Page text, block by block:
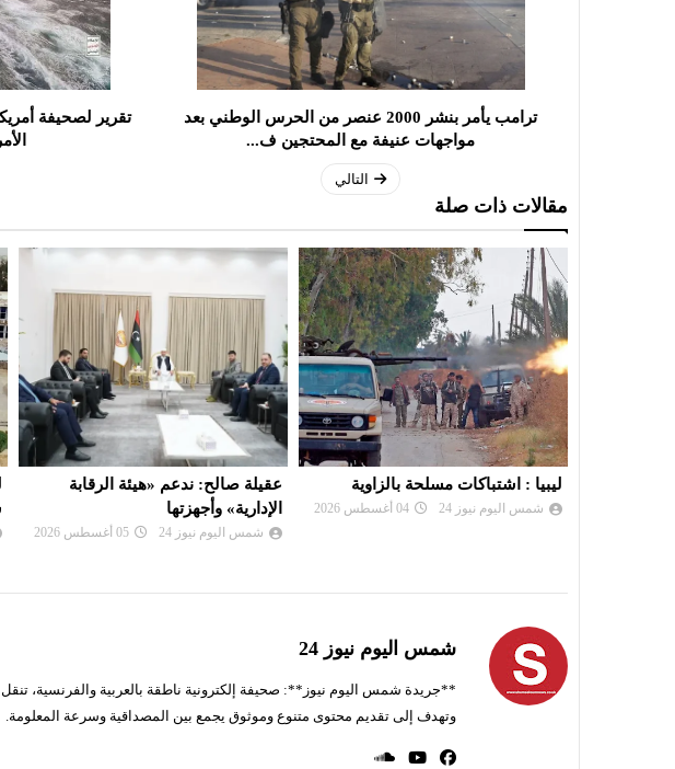
ترامب يأمر بنشر 2000 عنصر من الحرس الوطني بعد
مواجهات عنيفة مع المحتجين ف...
التالي
تقرير لصحيفة
مقالات ذات صلة
ليبيا : اشتباكات مسلحة بالزاوية
شمس اليوم نيوز 24 04 أغسطس 2026
عقيلة صالح: ندعم «هيئة الرقابة
الإدارية» وأجهزتها
شمس اليوم نيوز 24 05 أغسطس 2026
شمس اليوم نيوز 24
**جريدة شمس اليوم نيوز**: صحيفة إلكترونية ناطقة بالعربية والفرنسية، تنقل
وتهدف إلى تقديم محتوى متنوع وموثوق يجمع بين المصداقية وسرعة المعلومة.